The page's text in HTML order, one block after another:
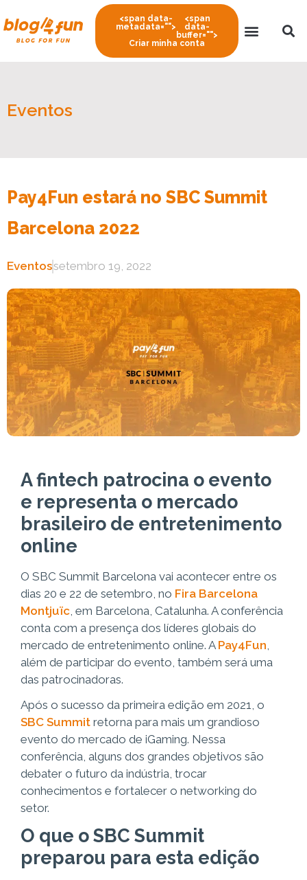
<span data-
metadata="">
<span
data-
buffer="">
Criar minha conta
Eventos
Pay4Fun estará no SBC Summit
Barcelona 2022
Eventossetembro 19, 2022
A fintech patrocina o evento
e representa o mercado
brasileiro de entretenimento
online
O SBC Summit Barcelona vai acontecer entre os
dias 20 e 22 de setembro, no Fira Barcelona
Montjuïc , em Barcelona, Catalunha. A conferência
conta com a presença dos líderes globais do
mercado de entretenimento online. A Pay4Fun
além de participar do evento, também será uma
das patrocinadoras.
Após o sucesso da primeira edição em 2021, o
SBC Summit retorna para mais um grandioso
evento do mercado de iGaming. Nessa
conferência, alguns dos grandes objetivos são
debater o futuro da indústria, trocar
conhecimentos e fortalecer o networking do
setor.
O que o SBC Summit
preparou para esta edição